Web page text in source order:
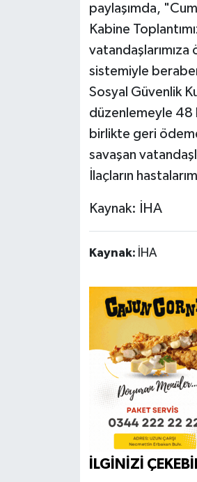
paylaşımda,
Kabine
vatandaşlarımıza
sistemiyle
Sosyal Güvenlik
düzenlemeyle 48
birlikte geri
savaşan
İlaçların
Kaynak: İHA
Kaynak: İHA